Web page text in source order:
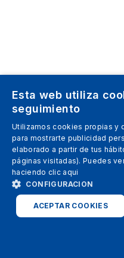
Esta web utiliza
seguimiento
Utilizamos cookies propias y
para mostrarte publicidad
elaborado a partir de tus
páginas visitadas). Puedes
haciendo clic aqui
CONFIGURACION
ACEPTAR COOKIES